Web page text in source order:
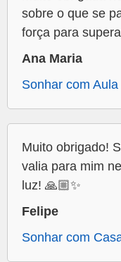
sobre o que se
força para
Ana Maria
Sonhar com Aula
Muito obrigado!
valia para mim
luz! 🙏🏼✨
Felipe
Sonhar com